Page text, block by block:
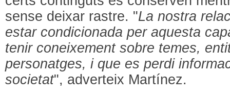
sense deixar rastre. "La nostra
estar condicionada per aquesta
tenir coneixement sobre temes,
personatges, i que es perdi
societat", adverteix Martínez.